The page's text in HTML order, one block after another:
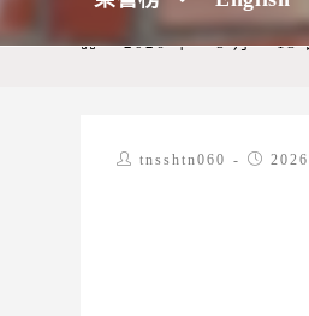
財務報表分析」
> 2026 年 > 5 月 > 13
Posttnsshtn060
Post